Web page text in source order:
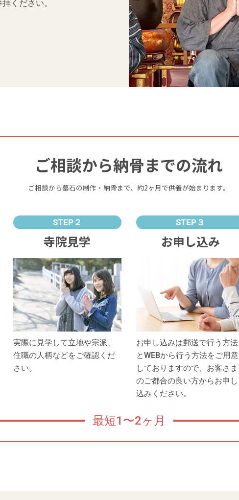
ください。
ご相談から納骨までの流れ
ご相談から墓石の制作・納骨まで、約2ヶ月で供養が始まります。
STEP２
寺院見学
実際に見学して立地や宗派、
住職の人柄などをご確認くだ
さい。
STEP３
お申し込み
お申し込みは郵送で行う方法
とWEBから行う方法をご用意
しておりますので、お客さま
のご都合の良い方からお申し
込みください。
最短1〜2ヶ月